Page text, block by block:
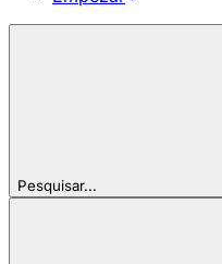
Pesquisar...